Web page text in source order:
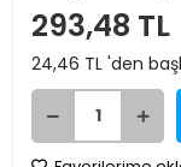
293,48 TL
24,46 TL 'den